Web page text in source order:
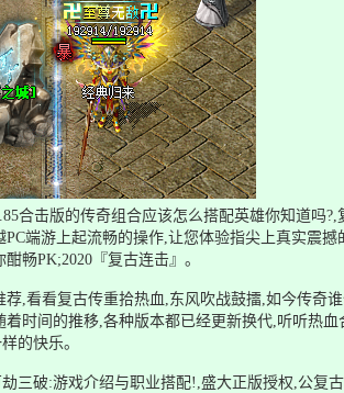
合击版的传奇组合应该怎么搭配英雄你知道吗
PC端游上起流畅的操作,让您体验指尖上真实震
畅PK;2020『复古连击』。
荐,看看复古传重拾热血,东风吹战鼓擂,如今传奇
着时间的推移,各种版本都已经更新换代,听听热
的快乐。
三破:游戏介绍与职业搭配!,盛大正版授权,公复